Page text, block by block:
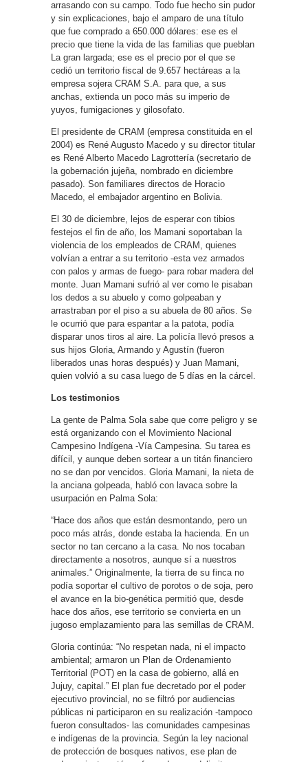
arrasando con su campo. Todo fue hecho sin pudor
y sin explicaciones, bajo el amparo de una título
que fue comprado a 650.000 dólares: ese es el
precio que tiene la vida de las familias que pueblan
La gran largada; ese es el precio por el que se
cedió un territorio fiscal de 9.657 hectáreas a la
empresa sojera CRAM S.A. para que, a sus
anchas, extienda un poco más su imperio de
yuyos, fumigaciones y gilosofato.
El presidente de CRAM (empresa constituida en el
2004) es René Augusto Macedo y su director titular
es René Alberto Macedo Lagrottería (secretario de
la gobernación jujeña, nombrado en diciembre
pasado). Son familiares directos de Horacio
Macedo, el embajador argentino en Bolivia.
El 30 de diciembre, lejos de esperar con tibios
festejos el fin de año, los Mamani soportaban la
violencia de los empleados de CRAM, quienes
volvían a entrar a su territorio -esta vez armados
con palos y armas de fuego- para robar madera del
monte. Juan Mamani sufrió al ver como le pisaban
los dedos a su abuelo y como golpeaban y
arrastraban por el piso a su abuela de 80 años. Se
le ocurrió que para espantar a la patota, podía
disparar unos tiros al aire. La policía llevó presos a
sus hijos Gloria, Armando y Agustín (fueron
liberados unas horas después) y Juan Mamani,
quien volvió a su casa luego de 5 días en la cárcel.
Los testimonios
La gente de Palma Sola sabe que corre peligro y se
está organizando con el Movimiento Nacional
Campesino Indígena -Vía Campesina. Su tarea es
difícil, y aunque deben sortear a un titán financiero
no se dan por vencidos. Gloria Mamani, la nieta de
la anciana golpeada, habló con lavaca sobre la
usurpación en Palma Sola:
“Hace dos años que están desmontando, pero un
poco más atrás, donde estaba la hacienda. En un
sector no tan cercano a la casa. No nos tocaban
directamente a nosotros, aunque sí a nuestros
animales.” Originalmente, la tierra de su finca no
podía soportar el cultivo de porotos o de soja, pero
el avance en la bio-genética permitió que, desde
hace dos años, ese territorio se convierta en un
jugoso emplazamiento para las semillas de CRAM.
Gloria continúa: “No respetan nada, ni el impacto
ambiental; armaron un Plan de Ordenamiento
Territorial (POT) en la casa de gobierno, allá en
Jujuy, capital.” El plan fue decretado por el poder
ejecutivo provincial, no se filtró por audiencias
públicas ni participaron en su realización -tampoco
fueron consultados- las comunidades campesinas
e indígenas de la provincia. Según la ley nacional
de protección de bosques nativos, ese plan de